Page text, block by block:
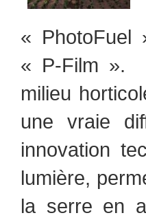
« PhotoFuel
« P-Film ».
milieu
une vraie
innovation
lumière,
la serre en